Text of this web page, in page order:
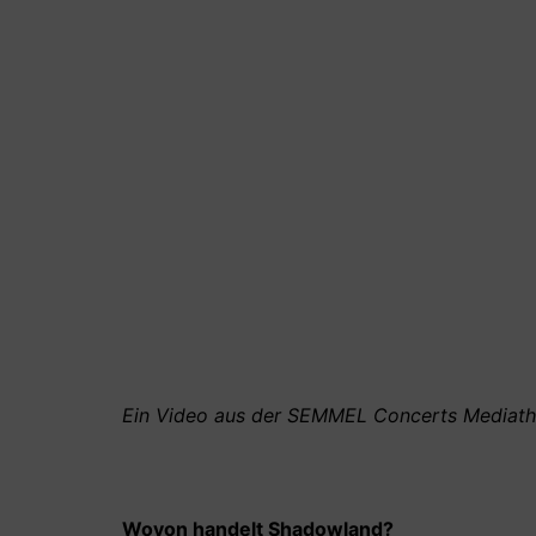
Ein Video aus der SEMMEL Concerts
Wovon handelt Shadowland?